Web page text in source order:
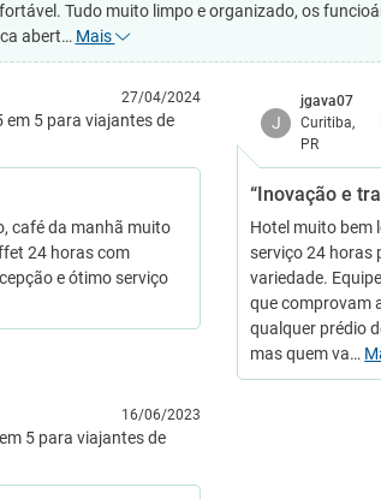
Tudo muito limpo e organizado, os
abert… Mais
27/04/2024
café da manhã muito
24 horas com
e ótimo serviço
J
jgava07
Curitiba,
PR
“Inovação e
Hotel muito bem
serviço 24 horas
variedade.
que comprovam
qualquer prédio
mas quem va…
16/06/2023